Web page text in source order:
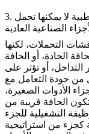
3. حالة الحواف الحرجة مهمة لأن الأجزاء الطبية لا يمكنها تحمل
الصناعية العادية
التحملات، لكنها
الحادة، أو الحافة
التداخل، أو تؤثر على
من جودة التعامل مع
الأدوات الصغيرة،
الحافة قريبة من
كجزء من استراتيجية